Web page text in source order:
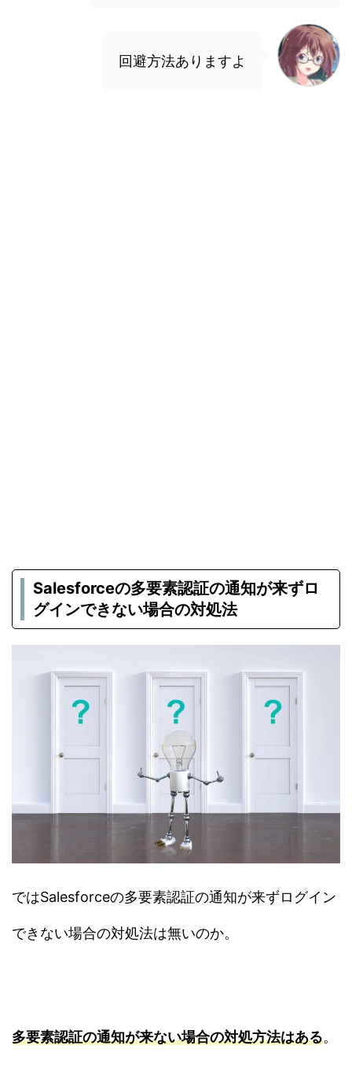
回避方法ありますよ
Salesforceの多要素認証の通知が来ずロ
グインできない場合の対処法
ではSalesforceの多要素認証の通知が来ずログイン
できない場合の対処法は無いのか。
多要素認証の通知が来ない場合の対処方法はある。